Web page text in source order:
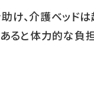
け、介護ベッド
あると体力的な